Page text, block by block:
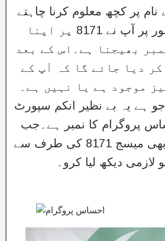
نام پر کچھ معلوم کرنا چاہتے
ہیں تو سادہ طور پر آپ نے 8171 پر اپنا
بھیجنا ہے۔اس کے بعد
کر دیا جائے گا کہ آپ کے
موجود ہے یا نہیں ہے۔
نمبر جو ہے یہ بے نظیر انکم سپورٹ
پروگرام کا نمبر ہے۔جب
بھی آپ کو کوئی بھی میسج 8171 کی طرف سے
لازمی دیکھ لیا کرو۔